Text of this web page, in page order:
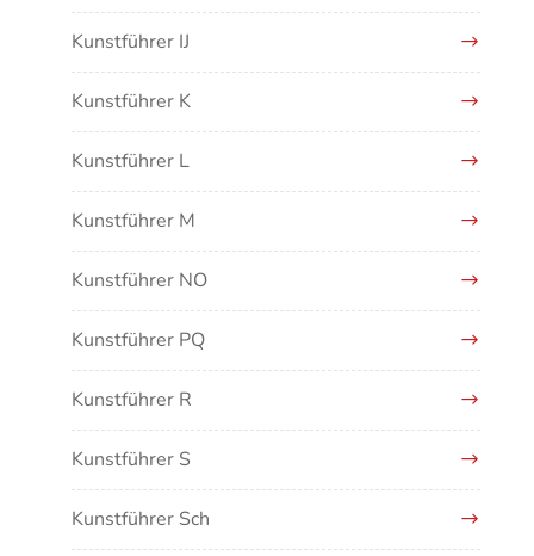
Kunstführer IJ
Kunstführer K
Kunstführer L
Kunstführer M
Kunstführer NO
Kunstführer PQ
Kunstführer R
Kunstführer S
Kunstführer Sch